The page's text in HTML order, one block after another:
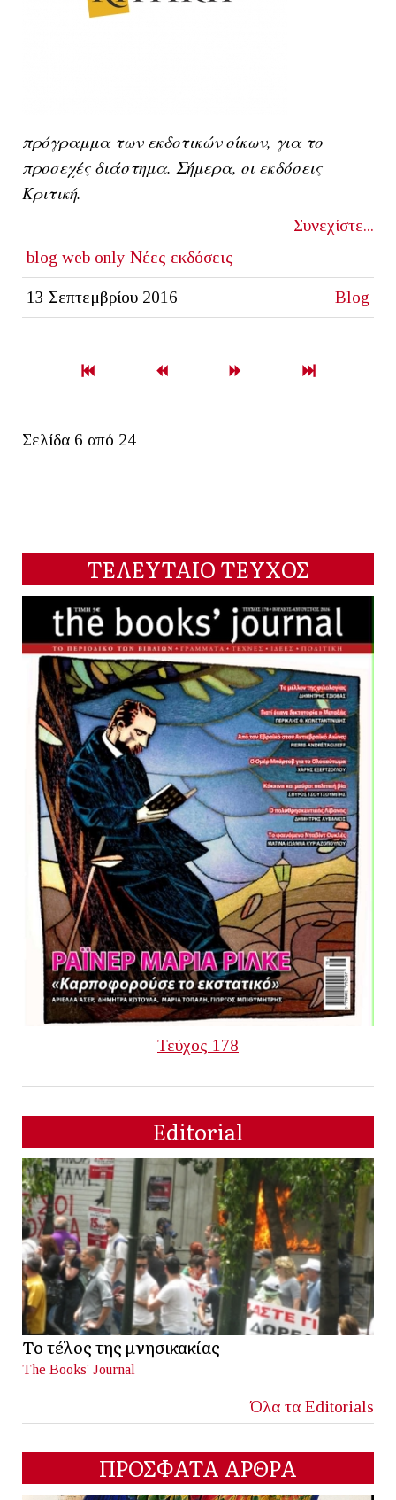
πρόγραμμα των εκδοτικών οίκων, για το
προσεχές διάστημα. Σήμερα, οι εκδόσεις
Κριτική.
Συνεχίστε...
blog web only Νέες εκδόσεις
13 Σεπτεμβρίου 2016 Blog
Σελίδα 6 από 24
ΤΕΛΕΥΤΑΙΟ ΤΕΥΧΟΣ
Τεύχος 178
Editorial
Το τέλος της μνησικακίας
The Books' Journal
Όλα τα Editorials
ΠΡΟΣΦΑΤΑ ΑΡΘΡΑ